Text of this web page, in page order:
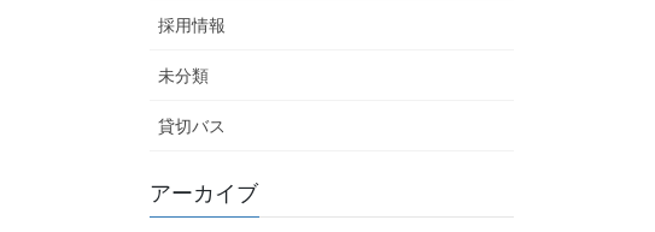
採用情報
未分類
貸切バス
アーカイブ